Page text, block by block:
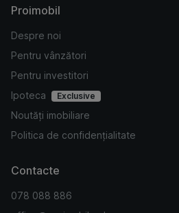
Proimobil
Despre noi
Pentru vânzători
Pentru investitori
Ipoteca
Exclusive
Noutăți imobiliare
Politica de confidențialitate
Contacte
078 088 886